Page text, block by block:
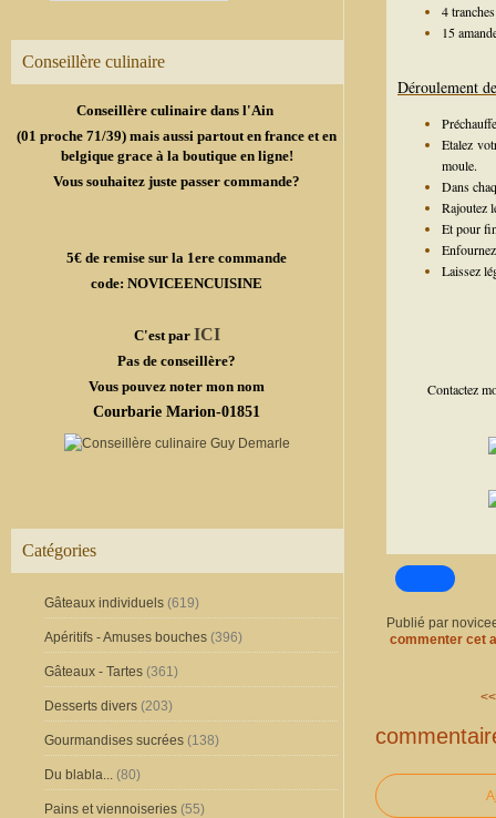
Conseillère culinaire
Conseillère culinaire dans l'Ain
(01 proche 71/39) mais aussi partout en france et en
belgique grace à la boutique en ligne!
Vous souhaitez juste passer commande?
5€ de remise sur la 1ere commande
code: NOVICEENCUISINE
C'est par ICI
Pas de conseillère?
Vous pouvez noter mon nom
Courbarie Marion-01851
Catégories
Gâteaux individuels (619)
Apéritifs - Amuses bouches (396)
Gâteaux - Tartes (361)
Desserts divers (203)
Gourmandises sucrées (138)
Du blabla... (80)
Pains et viennoiseries (55)
4
15
Déroulement
Etalez
moule.
Dans
Rajoutez
Et pour
Laissez
Contactez
Publié par
commenter cet